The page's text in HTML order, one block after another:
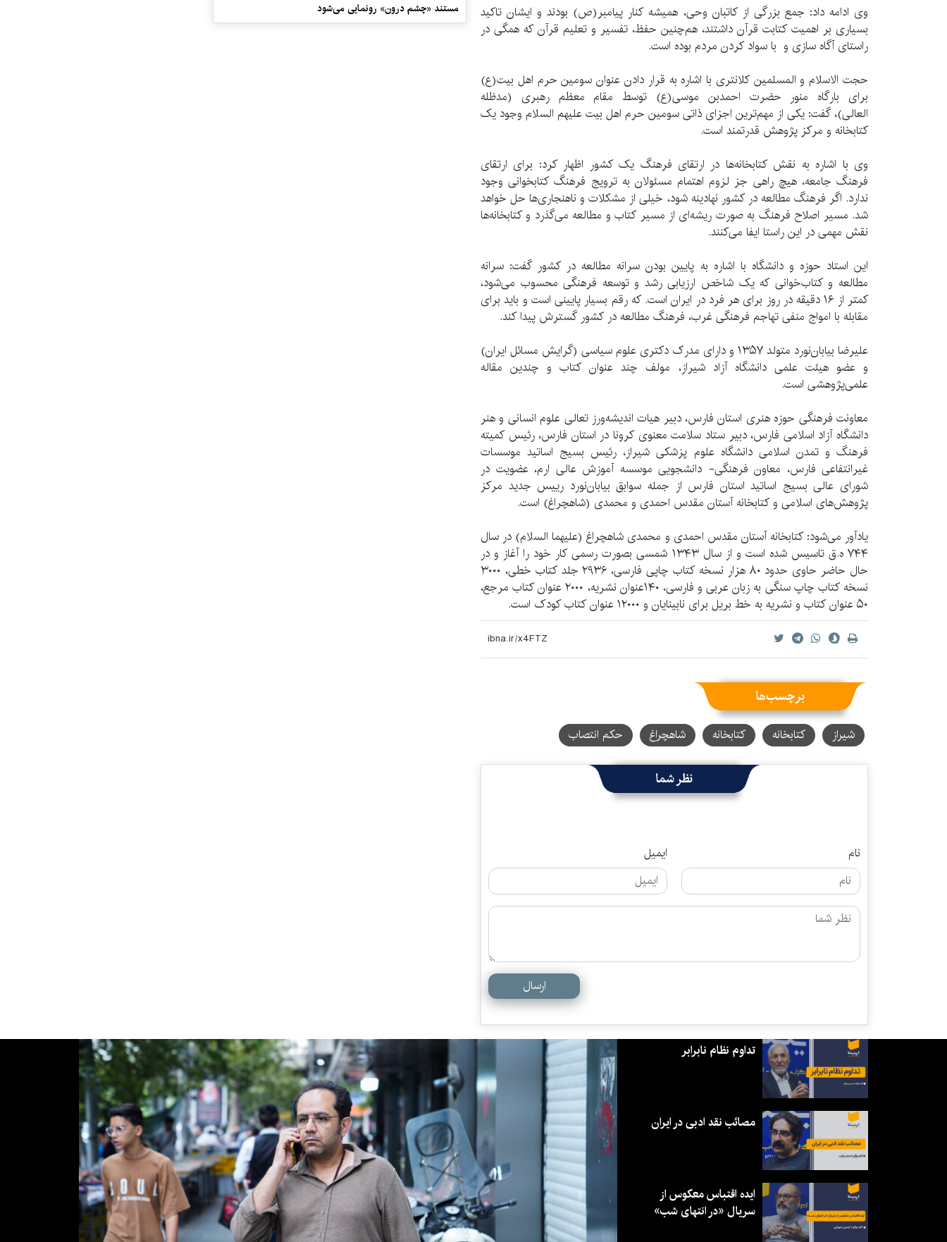
وی ادامه داد: جمع بزرگی از کاتبان وحی، همیشه کنار پیامبر(ص) بودند و ایشان تاکید
بسیاری بر اهمیت کتابت قرآن داشتند، هم‌چنین حفظ، تفسیر و تعلیم قرآن که همگی در
راستای آگاه سازی و با سواد کردن مردم بوده است.
حجت الاسلام و المسلمین کلانتری با اشاره به قرار دادن عنوان سومین حرم اهل بیت(ع)
برای بارگاه منور حضرت احمدبن موسی(ع) توسط مقام معظم رهبری (مدظله
العالی)، گفت: یکی از مهم‌ترین اجزای ذاتی سومین حرم اهل بیت علیهم السلام وجود یک
کتابخانه و مرکز پژوهش قدرتمند است.
وی با اشاره به نقش کتابخانه‌ها در ارتقای فرهنگ یک کشور اظهار کرد: برای ارتقای
فرهنگ جامعه، هیچ راهی جز لزوم اهتمام مسئولان به ترویج فرهنگ کتابخوانی وجود
ندارد. اگر فرهنگ مطالعه در کشور نهادینه شود، خیلی از مشکلات و ناهنجاری‌ها حل خواهد
شد. مسیر اصلاح فرهنگ به صورت ریشه‌ای از مسیر کتاب و مطالعه می‌گذرد و کتابخانه‌ها
نقش مهمی در این راستا ایفا می‌کنند.
این استاد حوزه و دانشگاه با اشاره به پایین بودن سرانه مطالعه در کشور گفت: سرانه
مطالعه و کتاب‌خوانی که یک شاخص ارزیابی رشد و توسعه فرهنگی محسوب می‌شود،
کمتر از ۱۶ دقیقه در روز برای هر فرد در ایران است. که رقم بسیار پایینی است و باید برای
مقابله با امواج منفی تهاجم فرهنگی غرب، فرهنگ مطالعه در کشور گسترش پیدا کند.
علیرضا بیابان‌نورد متولد ۱۳۵۷ و دارای مدرک دکتری علوم سیاسی (گرایش مسائل ایران)
و عضو هیئت علمی دانشگاه آزاد شیراز، مولف چند عنوان کتاب و چندین مقاله
علمی‌پژوهشی است.
معاونت فرهنگی حوزه هنری استان فارس، دبیر هیات اندیشه‌ورز تعالی علوم انسانی و هنر
دانشگاه آزاد اسلامی فارس، دبیر ستاد سلامت معنوی کرونا در استان فارس، رئیس کمیته
فرهنگ و تمدن اسلامی دانشگاه علوم پزشکی شیراز، رئیس بسیج اساتید موسسات
غیرانتفاعی فارس، معاون فرهنگی- دانشجویی موسسه آموزش عالی ارم، عضویت در
شورای عالی بسیج اساتید استان فارس از جمله سوابق بیابان‌نورد رییس جدید مرکز
پژوهش‌های اسلامی و کتابخانه آستان مقدس احمدی و محمدی (شاهچراغ) است.
یادآور می‌شود: کتابخانه آستان مقدس احمدی و محمدی شاهچراغ (علیهما السلام) در سال
۷۴۴ ه.ق تاسیس شده است و از سال ۱۳۴۳ شمسی بصورت رسمی کار خود را آغاز و در
حال حاضر حاوی حدود ۸۰ هزار نسخه کتاب چاپی فارسی، ۲۹۳۶ جلد کتاب خطی، ۳۰۰۰
نسخه کتاب چاپ سنگی به زبان عربی و فارسی، ۱۴۰عنوان نشریه، ۲۰۰۰ عنوان کتاب مرجع،
۵۰ عنوان کتاب و نشریه به خط بریل برای نابینایان و ۱۲۰۰۰ عنوان کتاب کودک است.
برچسب‌ها
شیراز کتابخانه کتابخانه‌ شاهچراغ حکم انتصاب
نظر شما
نام ایمیل
ارسال
مستند «چشم درون» رونمایی می‌شود
تداوم نظام نابرابر
مصائب نقد ادبی در ایران
ایده اقتباس معکوس از
سریال «در انتهای شب»